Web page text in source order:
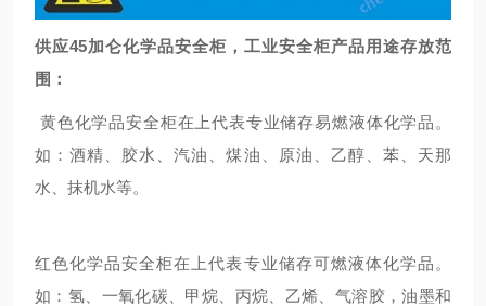
供应45加仑化学品安全柜，工业安全柜产品用途存放范
围：
黄色化学品安全柜在上代表专业储存易燃液体化学品。
如：酒精、胶水、汽油、煤油、原油、乙醇、苯、天那
水、抹机水等。
红色化学品安全柜在上代表专业储存可燃液体化学品。
如：氢、一氧化碳、甲烷、丙烷、乙烯、气溶胶，油墨和